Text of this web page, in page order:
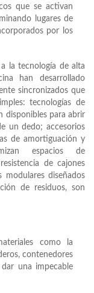
que se activan
lugares de
por los
a la tecnología de alta
han desarrollado
sincronizados que
tecnologías de
disponibles para abrir
un dedo; accesorios
de amortiguación y
espacios de
de cajones
modulares diseñados
de residuos, son
como la
contenedores
una impecable